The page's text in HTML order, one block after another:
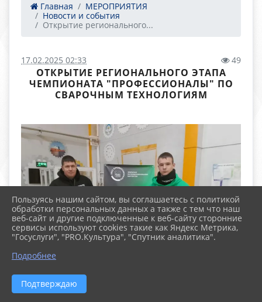
Главная
МЕРОПРИЯТИЯ
Новости и события
Открытие регионального...
17.02.2025 02:33 49
ОТКРЫТИЕ РЕГИОНАЛЬНОГО ЭТАПА
ЧЕМПИОНАТА "ПРОФЕССИОНАЛЫ" ПО
СВАРОЧНЫМ ТЕХНОЛОГИЯМ
Пользуясь нашим сайтом, вы соглашаетесь с политикой
обработки персональных данных а также с тем что наш
веб-сайт и другие подключенные к веб-сайту сторонние
сервисы используют cookies такие как Яндекс Метрика,
"Госуслуги", "PRO.Культура", "Спутник аналитика".
Подробнее
Подтверждаю